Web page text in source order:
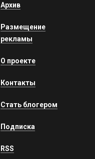
Архив
Размещение
рекламы
О проекте
Контакты
Стать блогером
Подписка
RSS